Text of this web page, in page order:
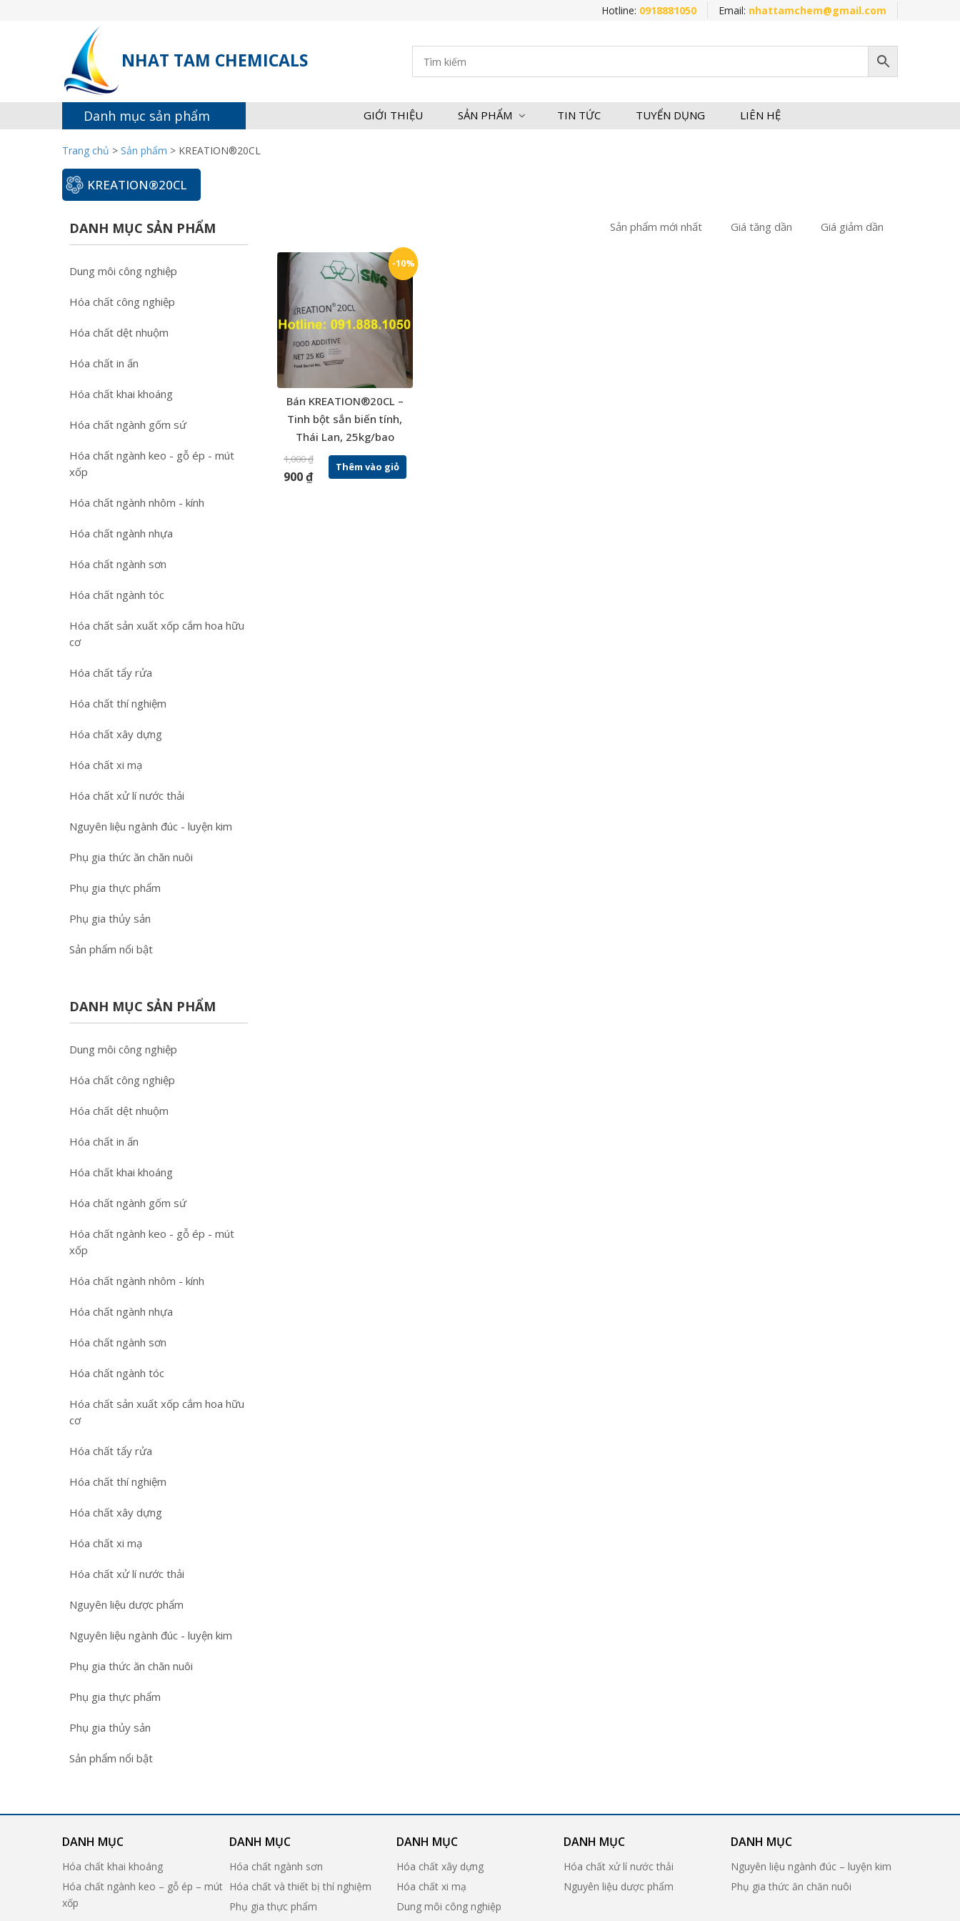
Hotline: 0918881050 Email: nhattamchem@gmail.com
NHAT TAM CHEMICALS
Danh mục sản phẩm GIỚI THIỆU SẢN PHẨM TIN TỨC TUYỂN DỤNG LIÊN HỆ
Trang chủ > Sản phẩm > KREATION®20CL
KREATION®20CL
Sản phẩm mới nhất Giá tăng dần Giá giảm dần
-10%
Bán KREATION®20CL –
Tinh bột sắn biến tính,
Thái Lan, 25kg/bao
1,000₫
900₫
Thêm vào giỏ
DANH MỤC SẢN PHẨM
Dung môi công nghiệp
Hóa chất công nghiệp
Hóa chất dệt nhuộm
Hóa chất in ấn
Hóa chất khai khoáng
Hóa chất ngành gốm sứ
Hóa chất ngành keo - gỗ ép - mút
xốp
Hóa chất ngành nhôm - kính
Hóa chất ngành nhựa
Hóa chất ngành sơn
Hóa chất ngành tóc
Hóa chất sản xuất xốp cắm hoa hữu
cơ
Hóa chất tẩy rửa
Hóa chất thí nghiệm
Hóa chất xây dựng
Hóa chất xi mạ
Hóa chất xử lí nước thải
Nguyên liệu ngành đúc - luyện kim
Phụ gia thức ăn chăn nuôi
Phụ gia thực phẩm
Phụ gia thủy sản
Sản phẩm nổi bật
DANH MỤC SẢN PHẨM
Dung môi công nghiệp
Hóa chất công nghiệp
Hóa chất dệt nhuộm
Hóa chất in ấn
Hóa chất khai khoáng
Hóa chất ngành gốm sứ
Hóa chất ngành keo - gỗ ép - mút
xốp
Hóa chất ngành nhôm - kính
Hóa chất ngành nhựa
Hóa chất ngành sơn
Hóa chất ngành tóc
Hóa chất sản xuất xốp cắm hoa hữu
cơ
Hóa chất tẩy rửa
Hóa chất thí nghiệm
Hóa chất xây dựng
Hóa chất xi mạ
Hóa chất xử lí nước thải
Nguyên liệu dược phẩm
Nguyên liệu ngành đúc - luyện kim
Phụ gia thức ăn chăn nuôi
Phụ gia thực phẩm
Phụ gia thủy sản
Sản phẩm nổi bật
DANH MỤC
Hóa chất khai khoáng
Hóa chất ngành keo – gỗ ép – mút
xốp
DANH MỤC
Hóa chất ngành sơn
Hóa chất và thiết bị thí nghiệm
Phụ gia thực phẩm
DANH MỤC
Hóa chất xây dựng
Hóa chất xi mạ
Dung môi công nghiệp
DANH MỤC
Hóa chất xử lí nước thải
Nguyên liệu dược phẩm
DANH MỤC
Nguyên liệu ngành đúc – luyện kim
Phụ gia thức ăn chăn nuôi